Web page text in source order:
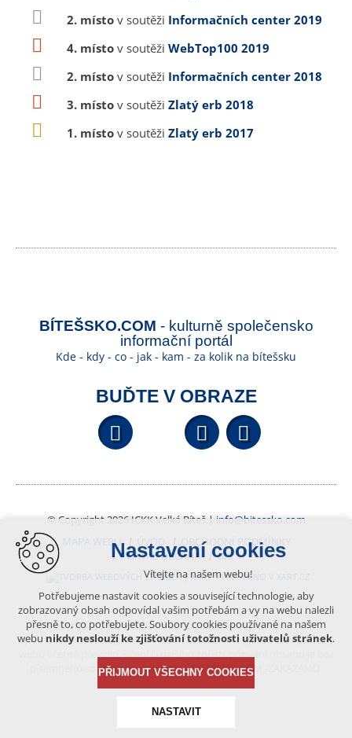
2. místo v soutěži Informačních center 2019
4. místo v soutěži WebTop100 2019
2. místo v soutěži Informačních center 2018
3. místo v soutěži Zlatý erb 2018
1. místo v soutěži Zlatý erb 2017
BÍTEŠSKO.COM - kulturně společensko
informační portál
Kde - kdy - co - jak - kam - za kolik na bítešsku
BUĎTE V OBRAZE
Facebook YouTube
© Copyright 2026 ICKK Velká Bíteš | info@bitessko.com
MAPA WEBU
ÚVOD
OBCHODNÍ PODMÍNKY
PORTÁL OBČANA
GIS
VYTVOŘENO V XART.CZ
Obsah tohoto portálu je chráněn autorským právem, které
vykonává vydavatel. Jakékoliv užití článků a fotografií z této podoby
písemného souhlasu vydavatele – BÍTEŠSKO.COM -ZAKÁZÁNO.
Nastavení cookies
Vítejte na našem webu!
Potřebujeme nastavit cookies a související technologie, aby
zobrazovaný obsah odpovídal vašim potřebám a vy na webu nalezli
přesně to, co potřebujete. Soubory cookies používané na našem
webu nikdy neslouží ke zjišťování totožnosti uživatelů stránek.
PŘIJMOUT VŠECHNY COOKIES
NASTAVIT